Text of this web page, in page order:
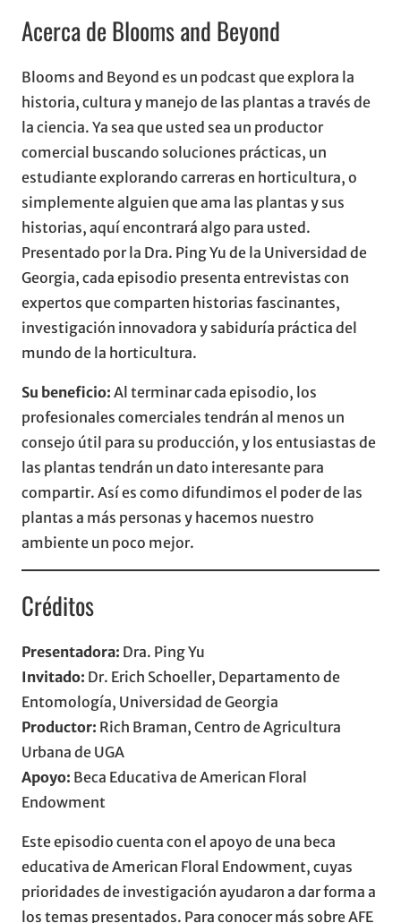
Acerca de Blooms and Beyond
Blooms and Beyond es un podcast que explora la
historia, cultura y manejo de las plantas a través de
la ciencia. Ya sea que usted sea un productor
comercial buscando soluciones prácticas, un
estudiante explorando carreras en horticultura, o
simplemente alguien que ama las plantas y sus
historias, aquí encontrará algo para usted.
Presentado por la Dra. Ping Yu de la Universidad de
Georgia, cada episodio presenta entrevistas con
expertos que comparten historias fascinantes,
investigación innovadora y sabiduría práctica del
mundo de la horticultura.
Su beneficio: Al terminar cada episodio, los
profesionales comerciales tendrán al menos un
consejo útil para su producción, y los entusiastas de
las plantas tendrán un dato interesante para
compartir. Así es como difundimos el poder de las
plantas a más personas y hacemos nuestro
ambiente un poco mejor.
Créditos
Presentadora: Dra. Ping Yu
Invitado: Dr. Erich Schoeller, Departamento de
Entomología, Universidad de Georgia
Productor: Rich Braman, Centro de Agricultura
Urbana de UGA
Apoyo: Beca Educativa de American Floral
Endowment
Este episodio cuenta con el apoyo de una beca
educativa de American Floral Endowment, cuyas
prioridades de investigación ayudaron a dar forma a
los temas presentados. Para conocer más sobre AFE